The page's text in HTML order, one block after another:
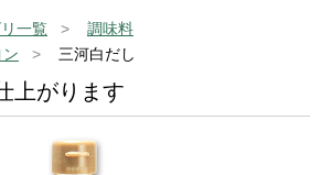
一覧
調味料
三河白だし
上がります